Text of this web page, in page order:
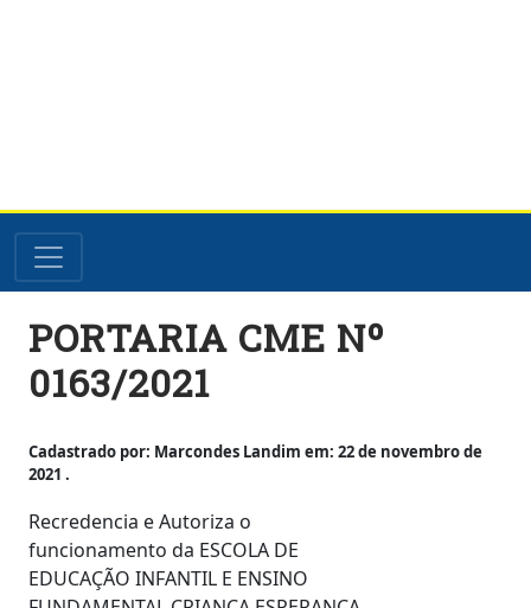
content
PORTARIA CME Nº
0163/2021
Cadastrado por: Marcondes Landim em: 22 de novembro de
2021 .
Recredencia e Autoriza o
funcionamento da ESCOLA DE
EDUCAÇÃO INFANTIL E ENSINO